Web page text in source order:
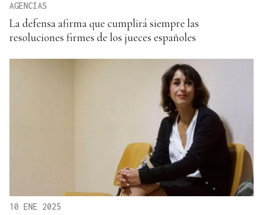
AGENCIAS
La defensa afirma que cumplirá siempre las
resoluciones firmes de los jueces españoles
10 ENE 2025